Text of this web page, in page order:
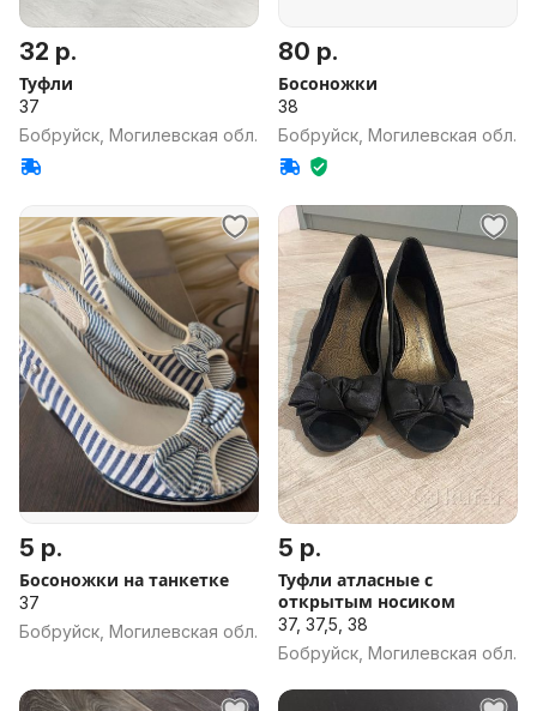
32 р.
Туфли
37
Бобруйск, Могилевская обл.
80 р.
Босоножки
38
Бобруйск, Могилевская обл.
5 р.
Босоножки на танкетке
37
Бобруйск, Могилевская обл.
5 р.
Туфли атласные с
открытым носиком
37, 37,5, 38
Бобруйск, Могилевская обл.